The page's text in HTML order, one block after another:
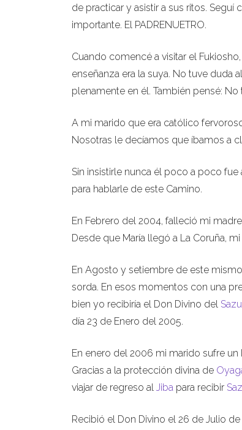
de practicar y asistir a sus ritos.
importante. El PADRENUETRO.
Cuando comencé a visitar el
enseñanza era la suya. No tuve
plenamente en él. También pensé:
A mi marido que era católico
Nosotras le decíamos que íbamos a
Sin insistirle nunca él poco a poco
para hablarle de este Camino.
En Febrero del 2004, falleció mi
Desde que María llegó a La Coruña,
En Agosto y setiembre de este
sorda. En esos momentos con una
bien yo recibiría el Don Divino del
día 23 de Enero del 2005.
En enero del 2006 mi marido sufre
Gracias a la protección divina de
viajar de regreso al Jiba para recibir
Recibió el Don Divino el 26 de Julio